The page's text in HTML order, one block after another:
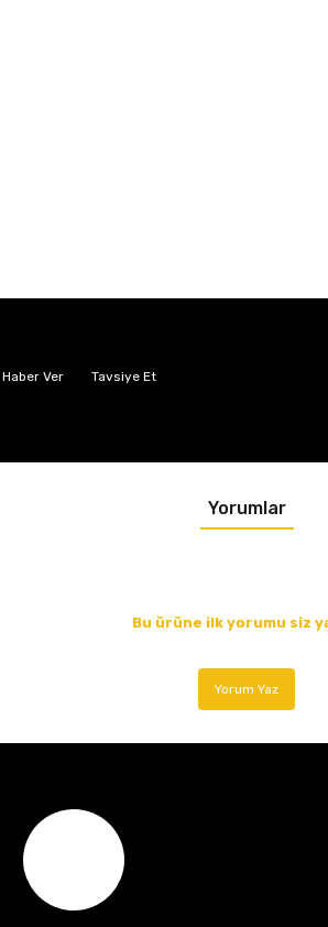
Ver Tavsiye Et
Yorumlar
Bu ürüne ilk yorumu siz
Yorum Yaz